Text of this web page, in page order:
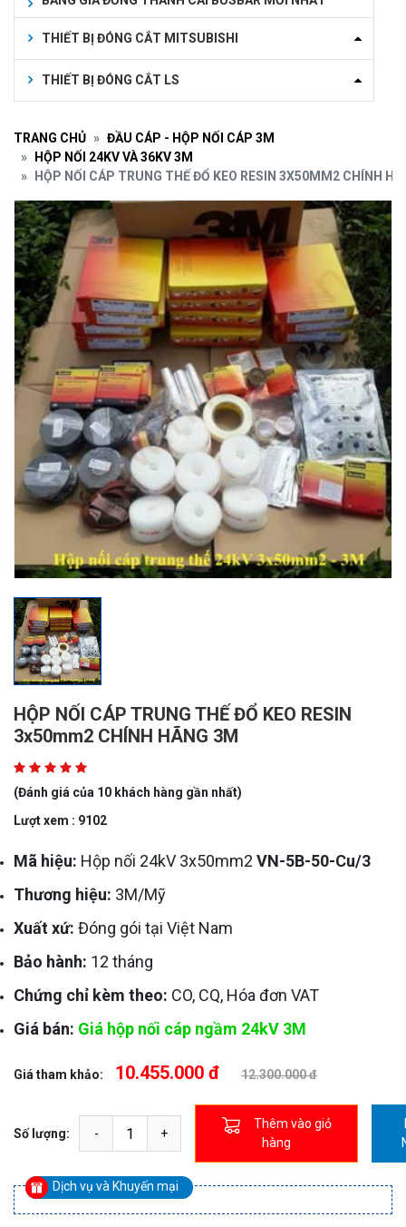
THIẾT BỊ ĐÓNG CẮT MITSUBISHI
THIẾT BỊ ĐÓNG CẮT LS
TRANG CHỦ
ĐẦU CÁP - HỘP NỐI CÁP 3M
HỘP NỐI 24KV VÀ 36KV 3M
HỘP NỐI CÁP TRUNG THẾ ĐỔ KEO RESIN 3X50MM2 CHÍNH
HỘP NỐI CÁP TRUNG THẾ ĐỔ KEO RESIN
3x50mm2 CHÍNH HÃNG 3M
(Đánh giá của 10 khách hàng gần nhất)
Lượt xem : 9102
Mã hiệu: Hộp nối 24kV 3x50mm2 VN-5B-50-Cu/3
Thương hiệu: 3M/Mỹ
Xuất xứ: Đóng gói tại Việt Nam
Bảo hành: 12 tháng
Chứng chỉ kèm theo: CO, CQ, Hóa đơn VAT
Giá bán: Giá hộp nối cáp ngầm 24kV 3M
Giá tham khảo: 10.455.000 đ 12.300.000 đ
Số lượng:
Thêm vào giỏ
hàng
Dịch vụ và Khuyến mại